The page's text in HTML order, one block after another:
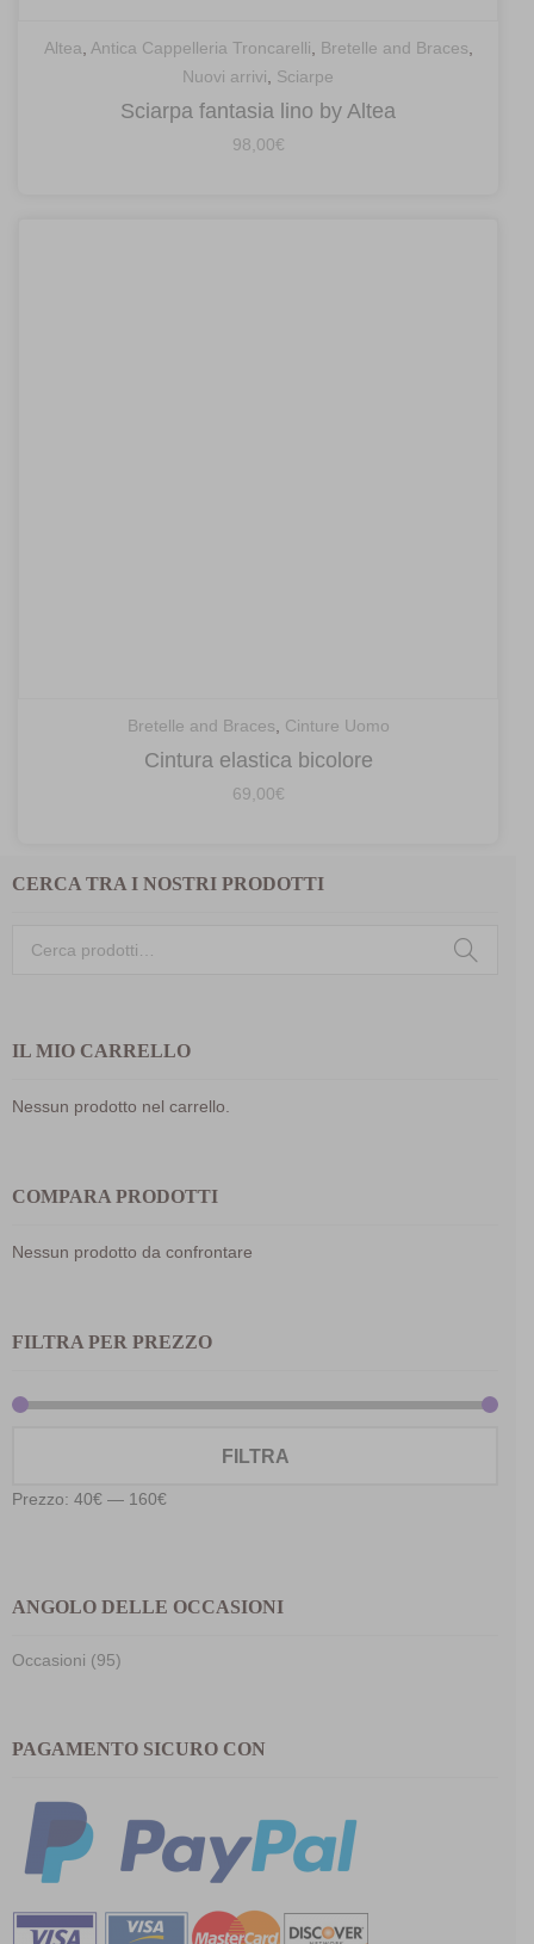
Altea, Antica Cappelleria Troncarelli, Bretelle and Braces,
Nuovi arrivi, Sciarpe
Sciarpa fantasia lino by Altea
98,00€
Bretelle and Braces, Cinture Uomo
Cintura elastica bicolore
69,00€
CERCA TRA I NOSTRI PRODOTTI
IL MIO CARRELLO
Nessun prodotto nel carrello.
COMPARA PRODOTTI
Nessun prodotto da confrontare
FILTRA PER PREZZO
FILTRA
Prezzo: 40€ — 160€
ANGOLO DELLE OCCASIONI
Occasioni (95)
PAGAMENTO SICURO CON